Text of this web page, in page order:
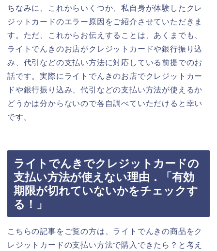
ちなみに、これからいくつか、私自身が体験したクレ
ジットカードのエラー原因をご紹介させていただきま
す。ただ、これからお伝えすることは、あくまでも、
ライトでんきのお店がクレジットカードや銀行振り込
み、代引などの支払い方法に対応している前提でのお
話です。実際にライトでんきのお店でクレジットカー
ドや銀行振り込み、代引などの支払い方法が使えるか
どうかは分からないので各自調べていただけると幸い
です。
ライトでんきでクレジットカードの
支払い方法が使えない理由．「有効
期限が切れていないかをチェックす
る！」
こちらの記事をご覧の方は、ライトでんきの商品をク
レジットカードの支払い方法で購入できたら？と考え